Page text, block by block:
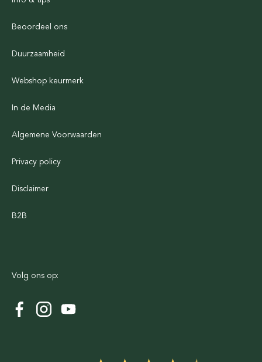
Beoordeel ons
Duurzaamheid
Webshop keurmerk
In de Media
Algemene Voorwaarden
Privacy policy
Disclaimer
B2B
Volg ons op: